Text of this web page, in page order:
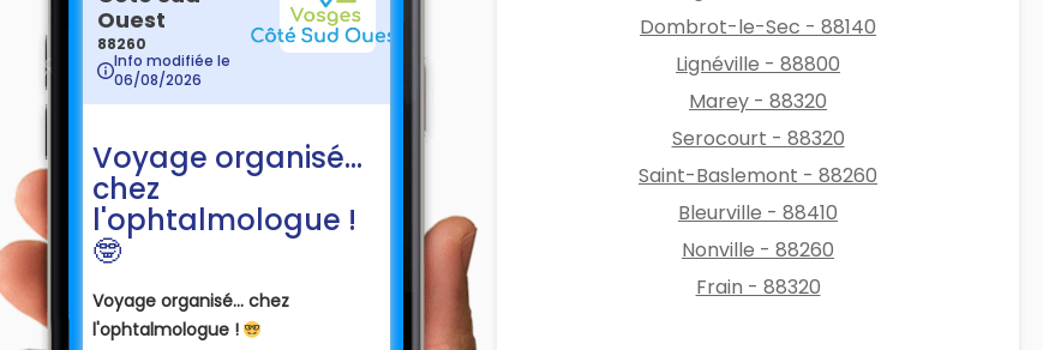
Ouest
88260
Info modifiée le
06/08/2026
Voyage organisé...
chez
l'ophtalmologue !
🤓
Voyage organisé... chez
l'ophtalmologue ! 🤓
Dombrot-le-Sec - 88140
Lignéville - 88800
Marey - 88320
Serocourt - 88320
Saint-Baslemont - 88260
Bleurville - 88410
Nonville - 88260
Frain - 88320